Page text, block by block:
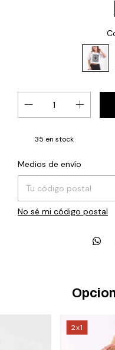
35 en stock
Entregas para el CP:
Medios de envío
No sé mi código postal
2x1